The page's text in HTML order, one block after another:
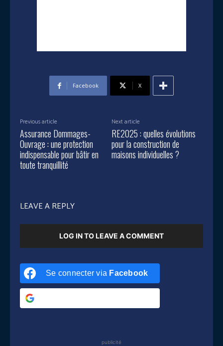
Facebook X
Previous article
Assurance Dommages-
Ouvrage : une protection
indispensable pour bâtir en
toute tranquillité
Next article
RE2025 : quelles évolutions
pour la construction de
maisons individuelles ?
LEAVE A REPLY
LOG IN TO LEAVE A COMMENT
Se connecter via Facebook
publicité